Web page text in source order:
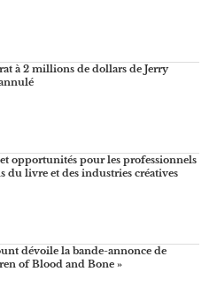
à 2 millions de dollars de Jerry
opportunités pour les professionnels
du livre et des industries créatives
dévoile la bande-annonce de
of Blood and Bone »